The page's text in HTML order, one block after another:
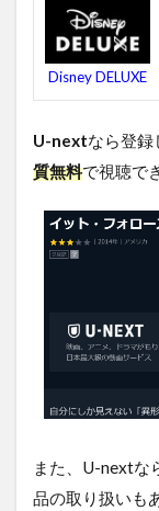
フォ
ロー
ズを
無料
方法
め
Disney DELUXE
U-nextなら登録
質無料で視聴で
また、U-nextな
品の取り扱いも